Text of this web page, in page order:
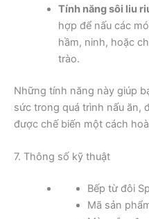
Tính năng sôi liu
hợp để nấu các
hầm, ninh, hoặc
trào.
Những tính năng này giúp
sức trong quá trình nấu ăn,
được chế biến một cách
7. Thông số kỹ thuật
Bếp từ đôi
Mã sản